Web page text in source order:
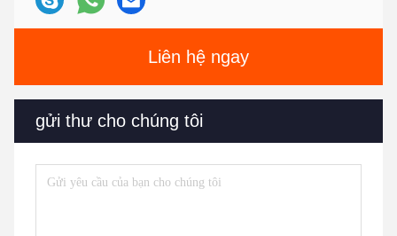
Liên hệ ngay
gửi thư cho chúng tôi